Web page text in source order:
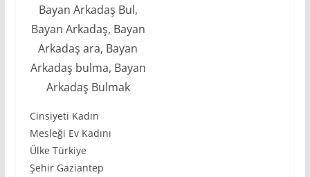
Bayan Arkadaş Bul,
Bayan Arkadaş, Bayan
Arkadaş ara, Bayan
Arkadaş bulma, Bayan
Arkadaş Bulmak
Cinsiyeti Kadın
Mesleği Ev Kadını
Ülke Türkiye
Şehir Gaziantep